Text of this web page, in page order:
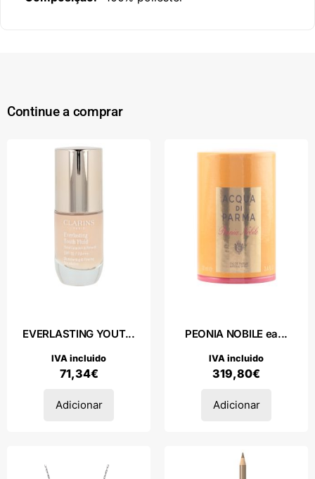
Continue a comprar
EVERLASTING YOUT...
71,34€
IVA incluido
Adicionar
PEONIA NOBILE ea...
319,80€
IVA incluido
Adicionar